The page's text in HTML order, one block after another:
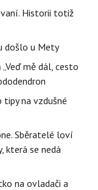
Historii totiž
došlo u Mety
mě dál, cesto
na vzdušné
Sběratelé loví
která se nedá
na ovladači a